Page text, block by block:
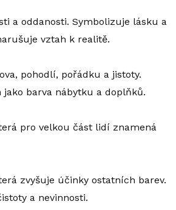
a oddanosti. Symbolizuje lásku a
vztah k realitě.
pohodlí, pořádku a jistoty.
jako barva nábytku a doplňků.
pro velkou část lidí znamená
zvyšuje účinky ostatních barev.
a nevinnosti.